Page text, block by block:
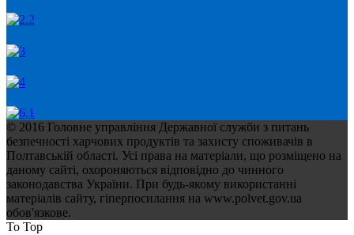
© 2016 Головне управління Державної служби з питань
безпечності харчових продуктів та захисту споживачів в
Полтавській області. Усі права на матеріали, що розміщено на
даному сайті, охороняються відповідно до чинного
законодавства України. При будь-якому використанні
матеріалів сайту, гіперпосилання на www.polvet.gov.ua
обов'язкове.
To Top